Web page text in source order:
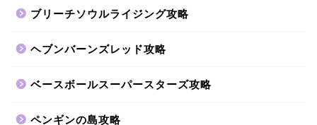
ブリーチソウルライジング攻略
ヘブンバーンズレッド攻略
ベースボールスーパースターズ攻略
ペンギンの島攻略